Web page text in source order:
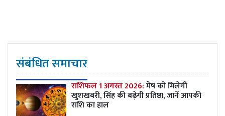
संबंधित समाचार
राशिफल 1 अगस्त 2026:मेष को मिलेगी
खुशखबरी, सिंह की बढ़ेगी प्रतिष्ठा, जानें आपकी
राशि का हाल